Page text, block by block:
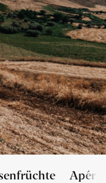
Apéro